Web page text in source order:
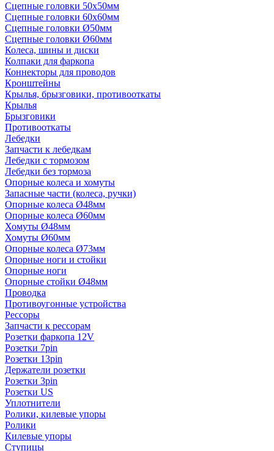
Сцепные головки 50x50мм
Сцепные головки 60x60мм
Сцепные головки Ø50мм
Сцепные головки Ø60мм
Колеса, шины и диски
Колпаки для фаркопа
Коннекторы для проводов
Кронштейны
Крылья, брызговики, противооткаты
Крылья
Брызговики
Противооткаты
Лебедки
Запчасти к лебедкам
Лебедки с тормозом
Лебедки без тормоза
Опорные колеса и хомуты
Запасные части (колеса, ручки)
Опорные колеса Ø48мм
Опорные колеса Ø60мм
Хомуты Ø48мм
Хомуты Ø60мм
Опорные колеса Ø73мм
Опорные ноги и стойки
Опорные ноги
Опорные стойки Ø48мм
Проводка
Противоугонные устройства
Рессоры
Запчасти к рессорам
Розетки фаркопа 12V
Розетки 7pin
Розетки 13pin
Держатели розетки
Розетки 3pin
Розетки US
Уплотнители
Ролики, килевые упоры
Ролики
Килевые упоры
Ступицы